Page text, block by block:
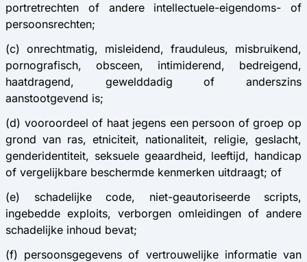
portretrechten of andere intellectuele-eigendoms- of
persoonsrechten;
(c) onrechtmatig, misleidend, frauduleus, misbruikend,
pornografisch, obsceen, intimiderend, bedreigend,
haatdragend, gewelddadig of anderszins
aanstootgevend is;
(d) vooroordeel of haat jegens een persoon of groep op
grond van ras, etniciteit, nationaliteit, religie, geslacht,
genderidentiteit, seksuele geaardheid, leeftijd, handicap
of vergelijkbare beschermde kenmerken uitdraagt; of
(e) schadelijke code, niet-geautoriseerde scripts,
ingebedde exploits, verborgen omleidingen of andere
schadelijke inhoud bevat;
(f) persoonsgegevens of vertrouwelijke informatie van